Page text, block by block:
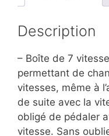
Description
– Boîte de 7
permettant de
vitesses, même à
de suite avec la
obligé de pédaler
vitesse. Sans